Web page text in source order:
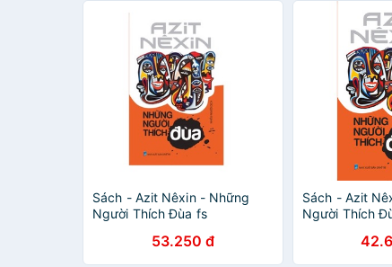
Sách - Azit Nêxin - Những
Người Thích Đùa fs
53.250 đ
Sách - Azit
Người Thích